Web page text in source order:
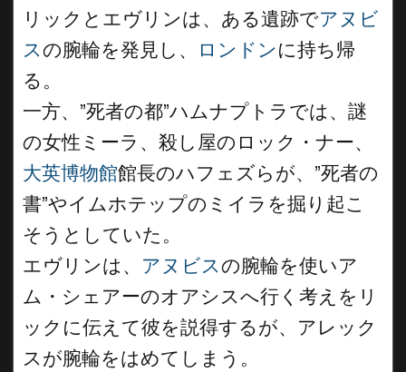
リックとエヴリンは、ある遺跡でアヌビ
スの腕輪を発見し、 ロンドン に持ち帰
る。
一方、”死者の都”ハムナプトラでは、謎
の女性ミーラ、殺し屋のロック・ナー、
大英博物館館長のハフェズらが、”死者の
書”やイムホテップのミイラを掘り起こ
そうとしていた。
エヴリンは、 アヌビスの腕輪を使いア
ム・シェアーのオアシスへ行く考えをリ
ックに伝えて彼を説得するが、アレック
スが腕輪をはめてしまう。